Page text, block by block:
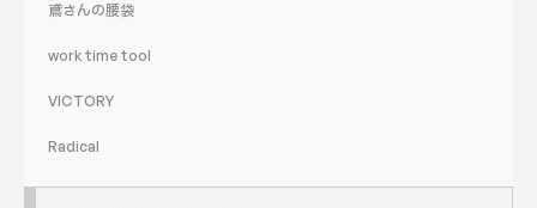
鳶さんの腰袋
work time tool
VICTORY
Radical